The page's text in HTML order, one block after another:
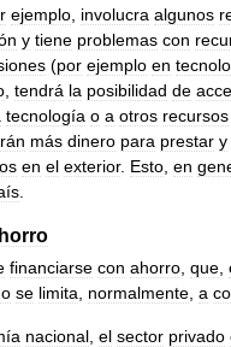
ejemplo involucra algunos
y tiene problemas con
(por ejemplo en
tendrá la posibilidad de
tecnología o a otros recursos
más dinero para prestar y
en el exterior. Esto en
financiarse con ahorro que
se limita normalmente a
nacional el sector privado